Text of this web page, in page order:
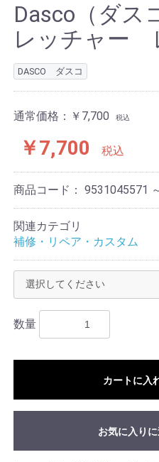
Dasco（ダス
レッチャー
DASCO ダスコ
通常価格： ￥7,700 税込
￥7,700 税込
商品コード： 9531045571
関連カテゴリ
補修・リペア・カスタム
数量
カートに入
お気に入り